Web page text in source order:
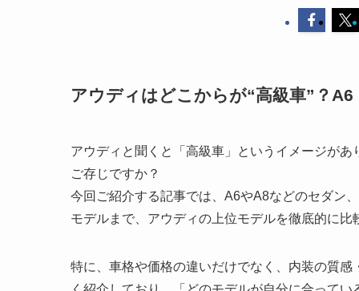
アウディはどこからが“高級車”？
アウディと聞くと「高級車」というイメージが
ご存じですか？
今回ご紹介する記事では、A6やA8などのセダン
モデルまで、アウディの上位モデルを徹底的に比
特に、車格や価格の違いだけでなく、内装の質